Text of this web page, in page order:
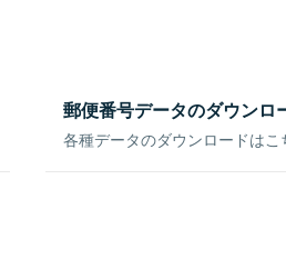
郵便番号データのダウンロ
各種データのダウンロードはこ